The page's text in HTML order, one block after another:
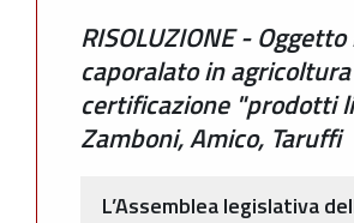
RISOLUZIONE -
caporalato in
certificazione "prodotti
Zamboni, Amico, Taruffi
L’Assemblea legislativa